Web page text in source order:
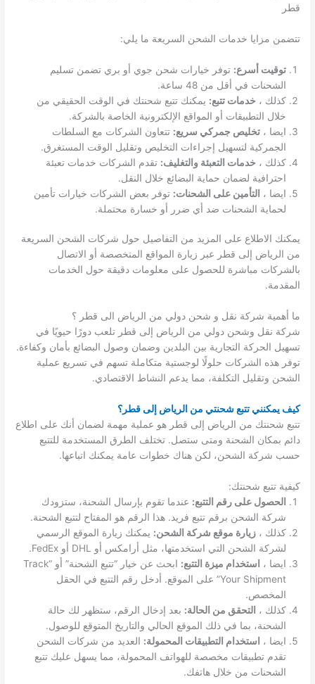
قطر
تتضمن مزايا خدمات الشحن السريعة ما يلي:
توقيت أسرع: توفر خيارات شحن جوي أو بري تضمن تسليم
الشحنات في أقل من 48 ساعة.
كذلك ، خدمات تتبع: يمكنك تتبع شحنتك في الوقت الحقيقي من
خلال التطبيقات أو المواقع الإلكترونية الخاصة بالشركة.
ايضا ،تخليص جمركي سريع: تتعاون الشركات مع السلطات
الجمركية لتسهيل إجراءات التخليص وتقليل الوقت المستغرق.
كذلك ، خدمات التعبئة والتغليف: تقدم الشركات خدمات تعبئة
احترافية لضمان حماية البضائع خلال النقل.
ايضا ، التأمين على الشحنات: توفر بعض الشركات خيارات تأمين
لحماية الشحنات ضد أي ضرر أو خسارة محتملة.
يمكنك الاطلاع على المزيد من التفاصيل حول شركات الشحن السريعة
من الرياض إلى قطر عبر زيارة المواقع المتخصصة أو الاتصال
بالشركات مباشرة للحصول على معلومات دقيقة حول الخدمات
المقدمة.
ما أهمية شركة نقل و شحن دولي من الرياض الى قطر ؟
شركة نقل وشحن دولي من الرياض إلى قطر تلعب دورًا حيويًا في
تسهيل الحركة التجارية بين البلدين وضمان وصول البضائع بأمان وكفاءة.
توفر هذه الشركات حلولًا لوجستية متكاملة تسهم في تسريع عملية
الشحن وتقليل التكلفة، مما يدعم النشاط الاقتصادي.
كيف يمكنني تتبع شحنتي من الرياض إلى قطر؟
تتبع شحنتك من الرياض إلى قطر هو عملية مهمة لضمان أنك على اطلاع
دائم بمكان الشحنة ومتى ستصل. تختلف الطرق المستخدمة للتتبع
حسب شركة الشحن، لكن هناك خطوات عامة يمكنك اتباعها.
كيفية تتبع شحنتك:
الحصول على رقم التتبع: عندما تقوم بإرسال الشحنة، ستزودك
شركة الشحن برقم تتبع فريد. هذا الرقم هو المفتاح لتتبع الشحنة.
كذلك ،زيارة موقع شركة الشحن: يمكنك زيارة الموقع الرسمي
لشركة الشحن التي استخدمتها، مثل أرامكس أو DHL أو FedEx.
ايضا ،
استخدام ميزة التتبع:
ابحث عن خيار “تتبع الشحنة” أو “Track
Your Shipment” على الموقع. أدخل رقم التتبع في الحقل
المخصص.
كذلك ، التحقق من الحالة: بعد إدخال الرقم، ستظهر لك حالة
الشحنة، بما في ذلك الموقع الحالي والتاريخ المتوقع للوصول.
ايضا ،
استخدام التطبيقات المحمولة: العديد من شركات الشحن
تقدم تطبيقات مخصصة للهواتف المحمولة، مما يسهل عليك تتبع
الشحنات من خلال هاتفك.